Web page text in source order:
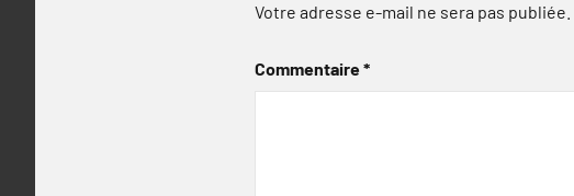
Votre adresse e-mail ne sera pas publiée.
Commentaire*